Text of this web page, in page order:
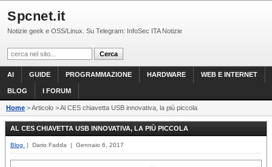
Spcnet.it
Notizie geek e OSS/Linux. Su Telegram: InfoSec ITA Notizie
AI GUIDE PROGRAMMAZIONE HARDWARE WEB E INTERNET
BLOG I FORUM
Home > Articolo > Al CES chiavetta USB innovativa, la più piccola
AL CES CHIAVETTA USB INNOVATIVA, LA PIÙ PICCOLA
Blog | Dario Fadda | Gennaio 6, 2017